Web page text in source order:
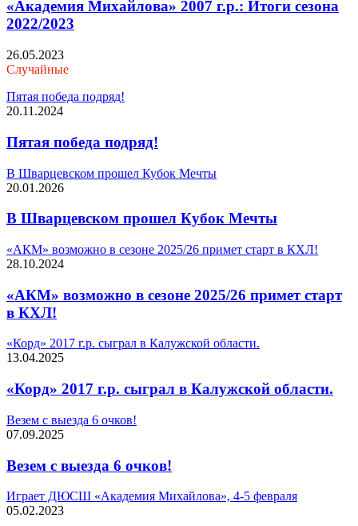
«Академия Михайлова» 2007 г.р.: Итоги сезона
2022/2023
26.05.2023
Случайные
Пятая победа подряд!
20.11.2024
Пятая победа подряд!
В Шварцевском прошел Кубок Мечты
20.01.2026
В Шварцевском прошел Кубок Мечты
«АКМ» возможно в сезоне 2025/26 примет старт в КХЛ!
28.10.2024
«АКМ» возможно в сезоне 2025/26 примет старт
в КХЛ!
«Корд» 2017 г.р. сыграл в Калужской области.
13.04.2025
«Корд» 2017 г.р. сыграл в Калужской области.
Везем с выезда 6 очков!
07.09.2025
Везем с выезда 6 очков!
Играет ДЮСШ «Академия Михайлова», 4-5 февраля
05.02.2023